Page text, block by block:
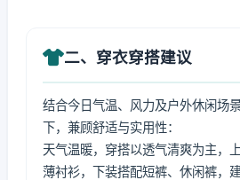
二、穿衣穿搭建议
结合今日气温、风力及户外休闲场
下，兼顾舒适与实用性：
天气温暖，穿搭以透气清爽为主，
薄衬衫，下装搭配短裤、休闲裤，